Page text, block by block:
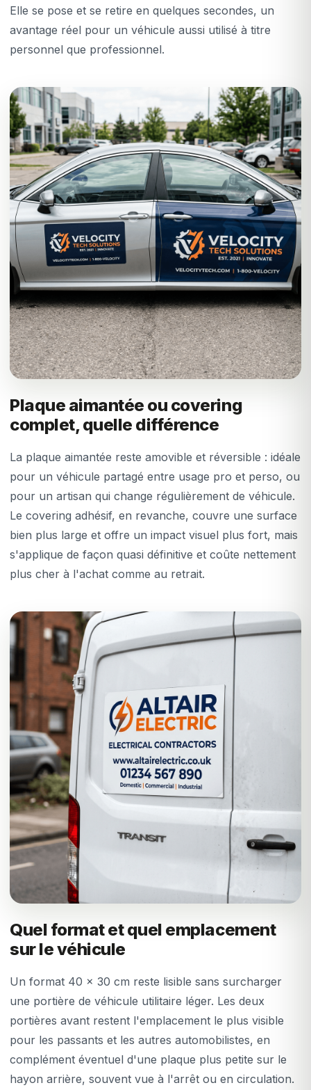
Elle se pose et se retire en quelques secondes, un
avantage réel pour un véhicule aussi utilisé à titre
personnel que professionnel.
Plaque aimantée ou covering
complet, quelle différence
La plaque aimantée reste amovible et réversible : idéale
pour un véhicule partagé entre usage pro et perso, ou
pour un artisan qui change régulièrement de véhicule.
Le covering adhésif, en revanche, couvre une surface
bien plus large et offre un impact visuel plus fort, mais
s'applique de façon quasi définitive et coûte nettement
plus cher à l'achat comme au retrait.
Quel format et quel emplacement
sur le véhicule
Un format 40 x 30 cm reste lisible sans surcharger
une portière de véhicule utilitaire léger. Les deux
portières avant restent l'emplacement le plus visible
pour les passants et les autres automobilistes, en
complément éventuel d'une plaque plus petite sur le
hayon arrière, souvent vue à l'arrêt ou en circulation.